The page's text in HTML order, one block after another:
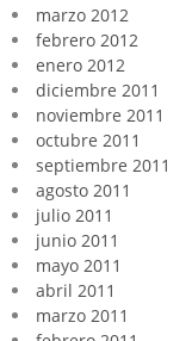
marzo 2012
febrero 2012
enero 2012
diciembre 2011
noviembre 2011
octubre 2011
septiembre 2011
agosto 2011
julio 2011
junio 2011
mayo 2011
abril 2011
marzo 2011